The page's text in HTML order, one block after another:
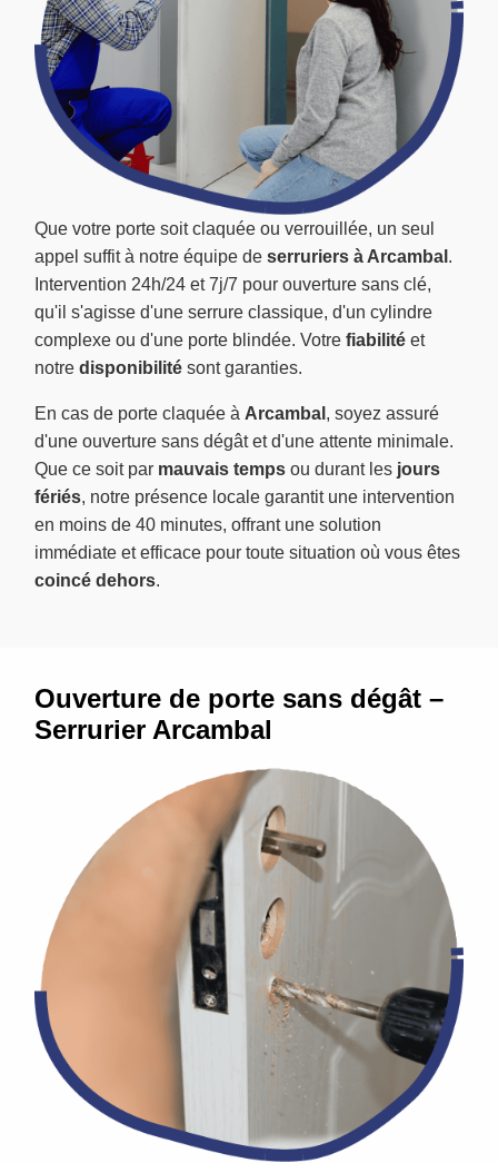
Que votre porte soit claquée ou verrouillée, un seul
appel suffit à notre équipe de serruriers à Arcambal .
Intervention 24h/24 et 7j/7 pour ouverture sans clé,
qu'il s'agisse d'une serrure classique, d'un cylindre
complexe ou d'une porte blindée. Votre fiabilité et
notre disponibilité sont garanties.
En cas de porte claquée à Arcambal , soyez assuré
d'une ouverture sans dégât et d'une attente minimale.
Que ce soit par mauvais temps ou durant les jours
fériés, notre présence locale garantit une intervention
en moins de 40 minutes, offrant une solution
immédiate et efficace pour toute situation où vous êtes
coincé dehors.
Ouverture de porte sans dégât –
Serrurier Arcambal